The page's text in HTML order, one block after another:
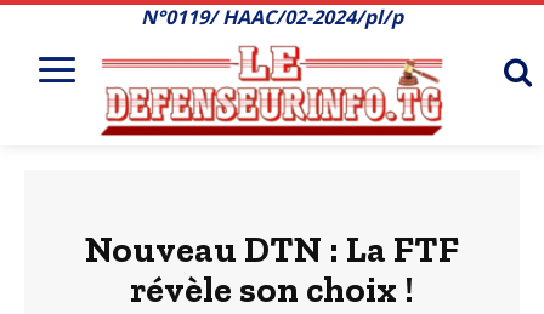
N°0119/ HAAC/02-2024/pl/p
Nouveau DTN : La FTF
révèle son choix !